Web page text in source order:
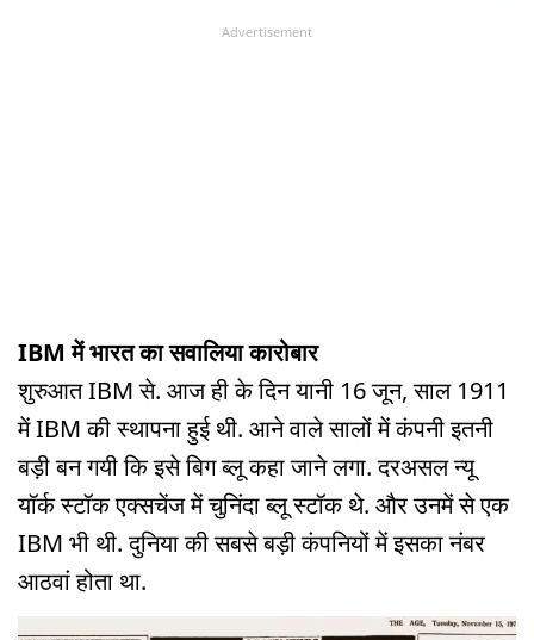
Advertisement
IBM में भारत का सवालिया कारोबार
शुरुआत IBM से. आज ही के दिन यानी 16 जून, साल 1911
में IBM की स्थापना हुई थी. आने वाले सालों में कंपनी इतनी
बड़ी बन गयी कि इसे बिग ब्लू कहा जाने लगा. दरअसल न्यू
यॉर्क स्टॉक एक्सचेंज में चुनिंदा ब्लू स्टॉक थे. और उनमें से एक
IBM भी थी. दुनिया की सबसे बड़ी कंपनियों में इसका नंबर
आठवां होता था.